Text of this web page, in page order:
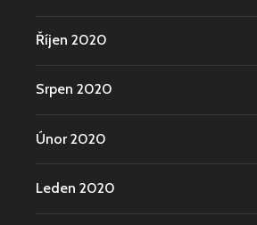
Říjen 2020
Srpen 2020
Únor 2020
Leden 2020